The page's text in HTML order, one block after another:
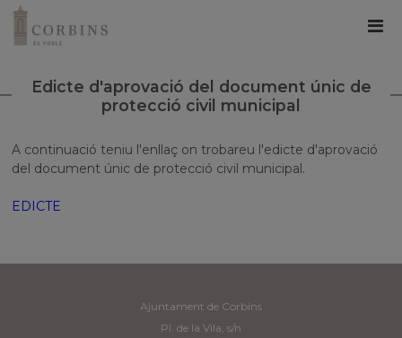
Edicte d'aprovació del document únic de
protecció civil municipal
A continuació teniu l'enllaç on trobareu l'edicte d'aprovació
del document únic de protecció civil municipal.
EDICTE
Ajuntament de Corbins
Pl. de la Vila, s/n